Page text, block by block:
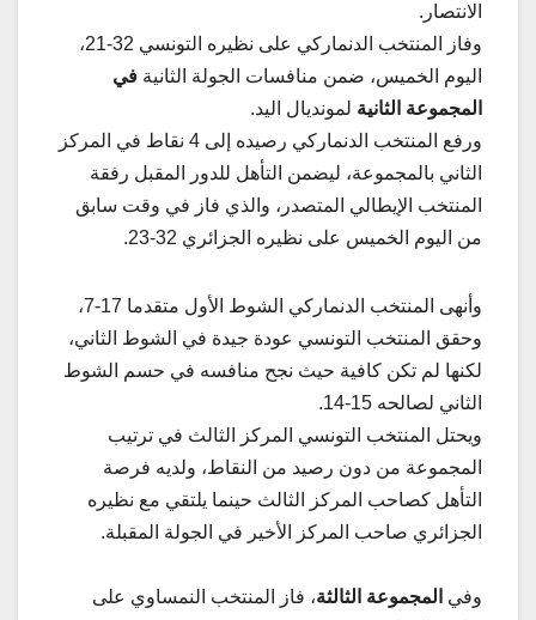
الانتصار.
وفاز المنتخب الدنماركي على نظيره التونسي 32-21،
اليوم الخميس، ضمن منافسات الجولة الثانية في
المجموعة الثانية لمونديال اليد.
ورفع المنتخب الدنماركي رصيده إلى 4 نقاط في المركز
الثاني بالمجموعة، ليضمن التأهل للدور المقبل رفقة
المنتخب الإيطالي المتصدر، والذي فاز في وقت سابق
من اليوم الخميس على نظيره الجزائري 32-23.
وأنهى المنتخب الدنماركي الشوط الأول متقدما 17-7،
وحقق المنتخب التونسي عودة جيدة في الشوط الثاني،
لكنها لم تكن كافية حيث نجح منافسه في حسم الشوط
الثاني لصالحه 15-14.
ويحتل المنتخب التونسي المركز الثالث في ترتيب
المجموعة من دون رصيد من النقاط، ولديه فرصة
التأهل كصاحب المركز الثالث حينما يلتقي مع نظيره
الجزائري صاحب المركز الأخير في الجولة المقبلة.
وفي المجموعة الثالثة، فاز المنتخب النمساوي على